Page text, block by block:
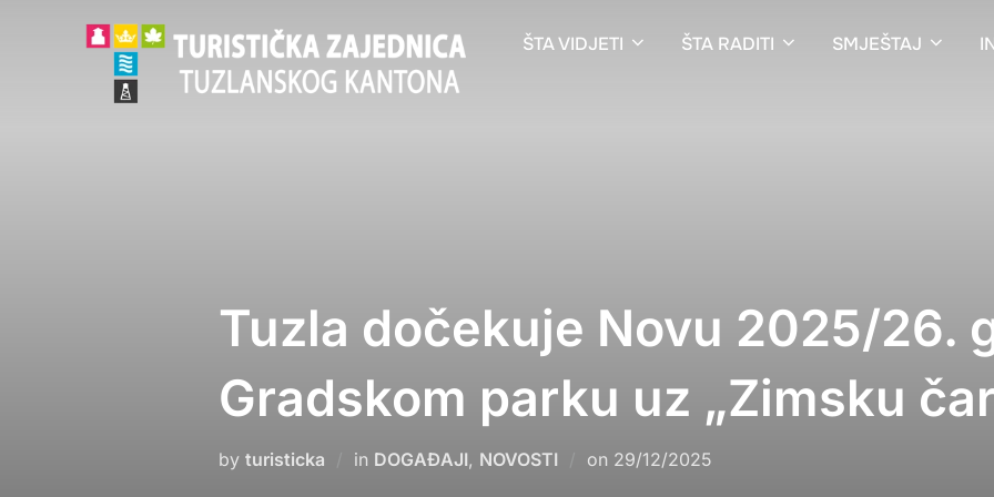
ŠTA VIDJETI ŠTA RADITI SMJEŠTAJ
Tuzla dočekuje Novu 2025/26.
Gradskom parku uz „Zimsku
by turisticka in DOGAĐAJI, NOVOSTI on Posted
29/12/2025